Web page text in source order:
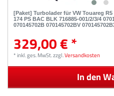
[Paket] Turbolader für VW Touareg R5
174 PS BAC BLK 716885-001/2/3/4
070145702B 070145702BV
329,00 € *
*inkl. ges. MwSt.zzgl.Versandkosten
In den